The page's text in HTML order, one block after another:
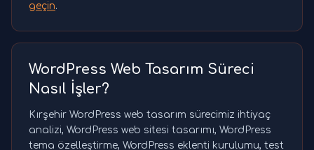
geçin.
WordPress Web Tasarım Süreci
Nasıl İşler?
Kırşehir WordPress web tasarım sürecimiz ihtiyaç
analizi, WordPress web sitesi tasarımı, WordPress
tema özelleştirme, WordPress eklenti kurulumu, test